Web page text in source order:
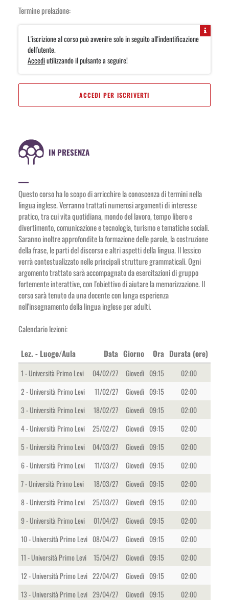
Termine prelazione:
L'iscrizione al corso può avvenire solo in seguito all'indentificazione
dell'utente.
Accediutilizzando il pulsante a seguire!
ACCEDI PER ISCRIVERTI
IN PRESENZA
Questo corso ha lo scopo di arricchire la conoscenza di termini nella
lingua inglese. Verranno trattati numerosi argomenti di interesse
pratico, tra cui vita quotidiana, mondo del lavoro, tempo libero e
divertimento, comunicazione e tecnologia, turismo e tematiche sociali.
Saranno inoltre approfondite la formazione delle parole, la costruzione
della frase, le parti del discorso e altri aspetti della lingua. Il lessico
verrà contestualizzato nelle principali strutture grammaticali. Ogni
argomento trattato sarà accompagnato da esercitazioni di gruppo
fortemente interattive, con l'obiettivo di aiutare la memorizzazione. Il
corso sarà tenuto da una docente con lunga esperienza
nell'insegnamento della lingua inglese per adulti.
Calendario lezioni:
Lez. - Luogo/Aula Data Giorno Ora Durata (ore)
1 - Università Primo Levi 04/02/27 Giovedì 09:15
02:00
2 - Università Primo Levi
11/02/27 Giovedì 09:15
02:00
3 - Università Primo Levi
18/02/27 Giovedì 09:15
02:00
4 - Università Primo Levi
25/02/27 Giovedì 09:15
02:00
5 - Università Primo Levi
04/03/27 Giovedì 09:15
02:00
6 - Università Primo Levi
11/03/27 Giovedì 09:15
02:00
7 - Università Primo Levi
18/03/27 Giovedì 09:15
02:00
8 - Università Primo Levi
25/03/27 Giovedì 09:15
02:00
9 - Università Primo Levi
01/04/27 Giovedì 09:15
02:00
10 - Università Primo Levi 08/04/27 Giovedì 09:15
02:00
11 - Università Primo Levi
15/04/27 Giovedì 09:15
02:00
12 - Università Primo Levi 22/04/27 Giovedì 09:15
02:00
13 - Università Primo Levi 29/04/27 Giovedì 09:15 02:00